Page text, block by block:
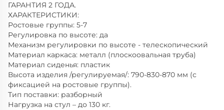
ГАРАНТИЯ 2 ГОДА.
ХАРАКТЕРИСТИКИ:
Ростовые группы: 5-7
Регулировка по высоте: да
Механизм регулировки по высоте - телескопический
Материал каркаса: металл (плоскоовальная труба)
Материал сиденья: пластик
Высота изделия /регулируемая/: 790-830-870 мм (с
фиксацией на ростовые группы).
Тип поставки: разборный
Нагрузка на стул – до 130 кг.